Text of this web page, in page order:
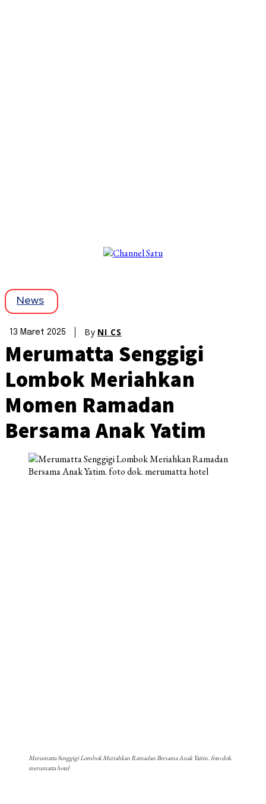
News
13 Maret 2025 By NI CS
Merumatta Senggigi
Lombok Meriahkan
Momen Ramadan
Bersama Anak Yatim
Merumatta Senggigi Lombok Meriahkan Ramadan Bersama Anak Yatim. foto dok.
merumatta hotel